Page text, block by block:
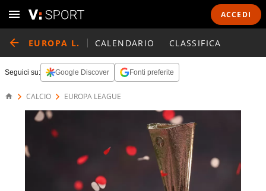
ACCEDI
EUROPA L. CALENDARIO CLASSIFICA
Seguici su: Google Discover Fonti preferite
CALCIO EUROPA LEAGUE